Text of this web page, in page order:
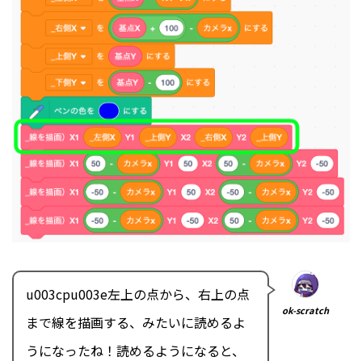
ok-scratch
u003cpu003e左上の点から、右上の点
まで線を描画する、みたいに読めるよ
うになったね！読めるようになると、